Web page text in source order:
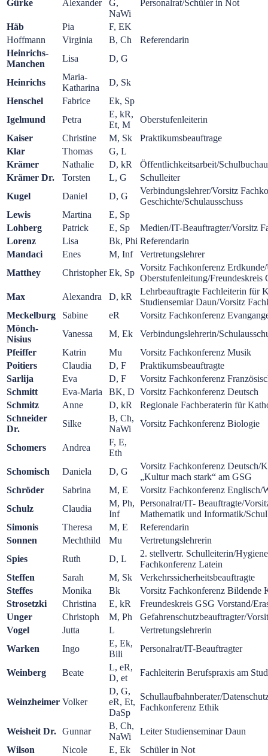
Gürke Alexander
G,
NaWi
Personalrat/Schüler in Not
Häb Pia
F, EK
Hoffmann
Virginia B, Ch
Referendarin
Heinrichs-
Manchen
Lisa D, G
Heinrichs
Maria-
Katharina
D, Sk
Henschel
Fabrice
Ek, Sp
Igelmund
Petra
E, kR,
Et, M
Oberstufenleiterin
Kaiser
Christine M, Sk
Praktikumsbeauftrage
Klar
Thomas
G, L
Krämer
Nathalie D, kR
Öffentlichkeitsarbeit/
Krämer Dr.
Torsten L, G
Schulleiter
Kugel
Daniel D, G
Verbindungslehrer/Vorsitz
Geschichte/Schulausschuss
Lewis
Martina
E, Sp
Lohberg
Patrick E, Sp
Medien/IT-Beauftragter/Vorsitz
Lorenz
Lisa Bk, Phi Referendarin
Mandaci
Enes M, Inf
Vertretungslehrer
Matthey
Christopher Ek, Sp
Vorsitz Fachkonferenz
Oberstufenleitung/Freundeskreis
Max
Alexandra D, kR
Lehrbeauftragte Fachleiterin für
Studiensemiar Daun/Vorsitz
Meckelburg
Sabine eR
Vorsitz Fachkonferenz
Mönch-
Nisius
Vanessa M, Ek
Verbindungslehrerin/
Pfeiffer
Katrin Mu
Vorsitz Fachkonferenz Musik
Poitiers
Claudia D, F
Praktikumsbeauftragte
Sarlija
Eva D, F
Vorsitz Fachkonferenz
Schmitt
Eva-Maria BK, D Vorsitz Fachkonferenz Deutsch
Schmitz
Anne D, kR
Regionale Fachberaterin für
Schneider
Dr.
Silke
B, Ch,
NaWi
Vorsitz Fachkonferenz Biologie
Schomers Andrea
F, E,
Eth
Schomisch
Daniela D, G
Vorsitz Fachkonferenz Deutsch/
„Kultur mach stark“ am GSG
Schröder
Sabrina M, E
Vorsitz Fachkonferenz Englisch/
Schulz
Claudia
M, Ph,
Inf
Personalrat/IT- Beauftragte/
Mathematik und Informatik/
Simonis
Theresa M, E
Referendarin
Sonnen
Mechthild Mu
Vertretungslehrerin
Spies
Ruth D, L
2. stellvertr. Schulleiterin/
Fachkonferenz Latein
Steffen
Sarah M, Sk
Verkehrssicherheitsbeauftragte
Steffes
Monika Bk
Vorsitz Fachkonferenz Bildende
Strosetzki
Christina E, kR
Freundeskreis GSG Vorstand/
Unger
Christoph M, Ph
Gefahrenschutzbeauftragter/
Vogel
Jutta L
Vertretungslehrerin
Warken
Ingo
E, Ek,
Bili
Personalrat/IT-Beauftragter
Weinberg Beate
L, eR,
D, et
Fachleiterin Berufspraxis am
Weinzheimer Volker
D, G,
eR, Et,
DaSp
Schullaufbahnberater/
Fachkonferenz Ethik
Weisheit Dr. Gunnar
B, Ch,
NaWi
Leiter Studienseminar Daun
Wilson
Nicole E, Ek Schüler in Not